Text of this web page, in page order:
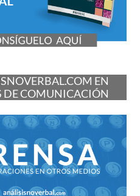
EN
DE COMUNICACIÓN